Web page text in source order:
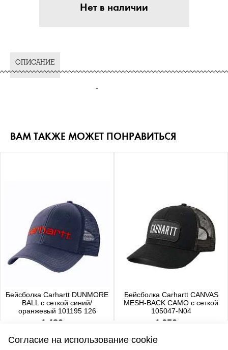
Нет в наличии
ОПИСАНИЕ
-
ВАМ ТАКЖЕ МОЖЕТ ПОНРАВИТЬСЯ
Бейсболка Carhartt DUNMORE
BALL с сеткой синий/
оранжевый 101195 126
4 480 р.
Бейсболка Carhartt CANVAS
MESH-BACK CAMO с сеткой
105047-N04
4 650 р.
Согласие на использование cookie